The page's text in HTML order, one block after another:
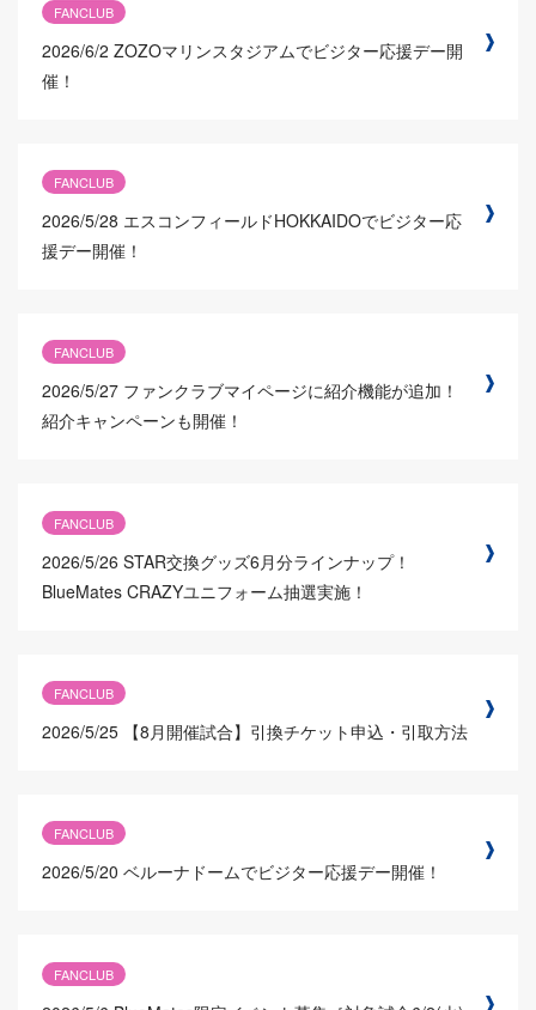
FANCLUB
2026/6/2 ZOZOマリンスタジアムでビジター応援デー開
催！
FANCLUB
2026/5/28 エスコンフィールドHOKKAIDOでビジター応
援デー開催！
FANCLUB
2026/5/27 ファンクラブマイページに紹介機能が追加！
紹介キャンペーンも開催！
FANCLUB
2026/5/26 STAR交換グッズ6月分ラインナップ！
BlueMates CRAZYユニフォーム抽選実施！
FANCLUB
2026/5/25 【8月開催試合】引換チケット申込・引取方法
FANCLUB
2026/5/20 ベルーナドームでビジター応援デー開催！
FANCLUB